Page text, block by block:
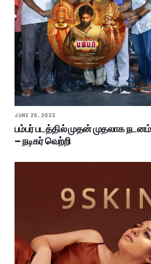
JUNE 26, 2023
பம்பர் படத்தில் முதன் முதலாக
– நடிகர் வெற்றி